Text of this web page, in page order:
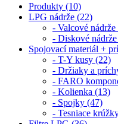
Produkty (10)
LPG nádrže (22)
- Valcové nádrže
- Diskové
Spojovací materiál +
- T-Y kusy (22)
- Držiaky a
- FARO
- Kolienka (13)
- Spojky (47)
- Tesniace